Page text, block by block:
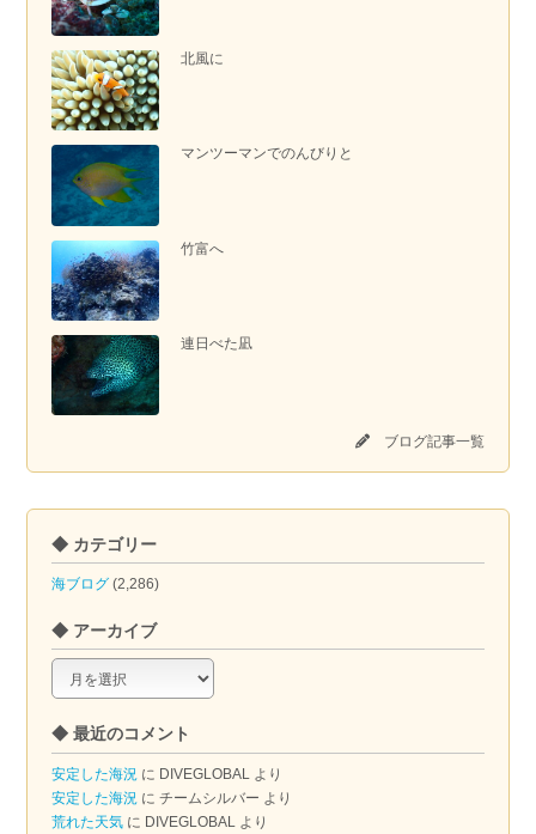
北風に
マンツーマンでのんびりと
竹富へ
連日べた凪
ブログ記事一覧
◆ カテゴリー
海ブログ (2,286)
◆ アーカイブ
ア
カ
イ
ブ
◆ 最近のコメント
安定した海況 に DIVEGLOBAL
より
安定した海況 にチームシルバー より
荒れた天気 に DIVEGLOBAL
より